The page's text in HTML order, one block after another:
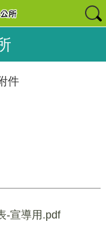
件
-宣導用.pdf